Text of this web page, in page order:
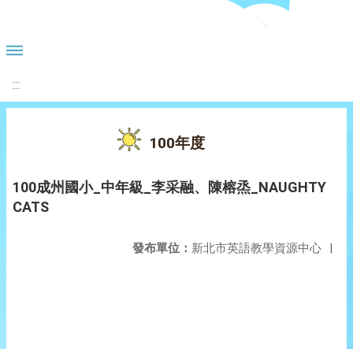
:::
100年度
100成州國小_中年級_李采融、陳榕烝_NAUGHTY
CATS
發布單位： 新北市英語教學資源中心 |